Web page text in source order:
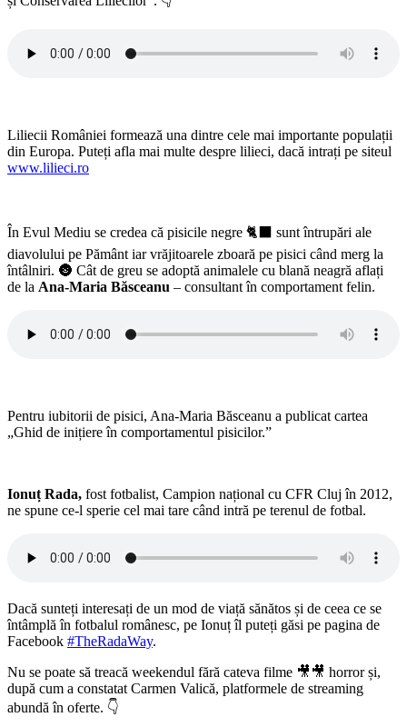
Liliecii României formează una dintre cele mai importante populații
din Europa. Puteți afla mai multe despre lilieci, dacă intrați pe siteul
www.lilieci.ro
În Evul Mediu se credea că pisicile negre 🐈‍⬛ sunt întrupări ale
diavolului pe Pământ iar vrăjitoarele zboară pe pisici când merg la
întâlniri. 🌚 Cât de greu se adoptă animalele cu blană neagră aflați
de la Ana-Maria Băsceanu – consultant în comportament felin.
Pentru iubitorii de pisici, Ana-Maria Băsceanu a publicat cartea
„Ghid de inițiere în comportamentul pisicilor.”
Ionuț Rada, fost fotbalist, Campion național cu CFR Cluj în 2012,
ne spune ce-l sperie cel mai tare când intră pe terenul de fotbal.
Dacă sunteți interesați de un mod de viață sănătos și de ceea ce se
întâmplă în fotbalul românesc, pe Ionuț îl puteți găsi pe pagina de
Facebook #TheRadaWay.
Nu se poate să treacă weekendul fără cateva filme 🎥🎥 horror și,
după cum a constatat Carmen Valică, platformele de streaming
abundă în oferte. 👇